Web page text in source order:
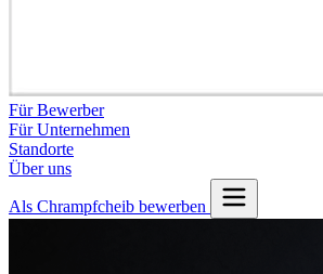
Für Bewerber
Für Unternehmen
Standorte
Über uns
Als Chrampfcheib bewerben